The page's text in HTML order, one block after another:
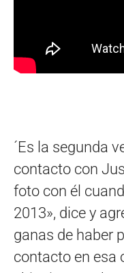
´Es la segunda
contacto con
foto con él
2013», dice y
ganas de haber
contacto en esa